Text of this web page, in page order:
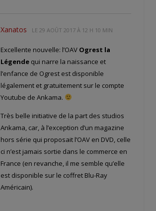
Xanatos LE 29 AOÛT 2017 À 12 H 10 MIN
Excellente nouvelle: l’OAV Ogrest la
Légende qui narre la naissance et
l’enfance de Ogrest est disponible
légalement et gratuitement sur le compte
Youtube de Ankama.
Très belle initiative de la part des studios
Ankama, car, à l’exception d’un magazine
hors série qui proposait l’OAV en DVD, celle
ci n’est jamais sortie dans le commerce en
France (en revanche, il me semble qu’elle
est disponible sur le coffret Blu-Ray
Américain).